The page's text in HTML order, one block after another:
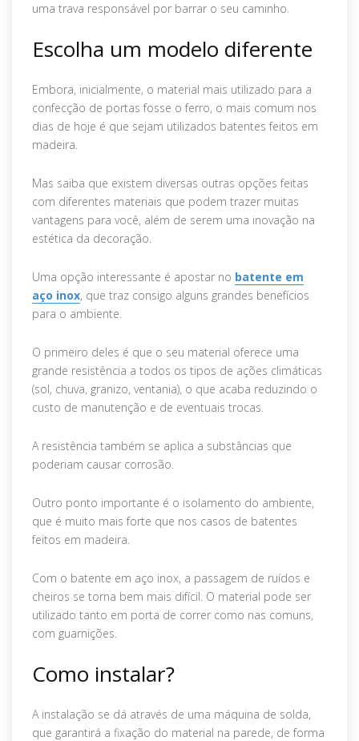
uma trava responsável por barrar o seu caminho.
Escolha um modelo diferente
Embora, inicialmente, o material mais utilizado para a
confecção de portas fosse o ferro, o mais comum nos
dias de hoje é que sejam utilizados batentes feitos em
madeira.
Mas saiba que existem diversas outras opções feitas
com diferentes materiais que podem trazer muitas
vantagens para você, além de serem uma inovação na
estética da decoração.
Uma opção interessante é apostar no batente em
aço inox, que traz consigo alguns grandes benefícios
para o ambiente.
O primeiro deles é que o seu material oferece uma
grande resistência a todos os tipos de ações climáticas
(sol, chuva, granizo, ventania), o que acaba reduzindo o
custo de manutenção e de eventuais trocas.
A resistência também se aplica a substâncias que
poderiam causar corrosão.
Outro ponto importante é o isolamento do ambiente,
que é muito mais forte que nos casos de batentes
feitos em madeira.
Com o batente em aço inox, a passagem de ruídos e
cheiros se torna bem mais difícil. O material pode ser
utilizado tanto em porta de correr como nas comuns,
com guarnições.
Como instalar?
A instalação se dá através de uma máquina de solda,
que garantirá a fixação do material na parede, de forma